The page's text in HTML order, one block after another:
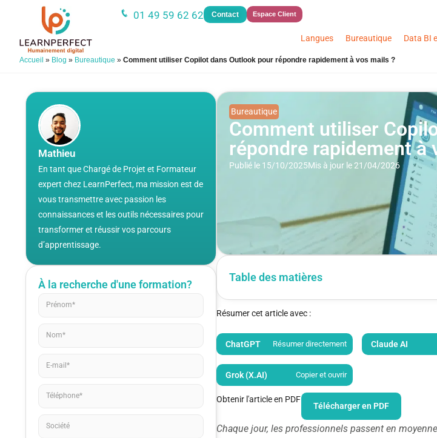
01 49 59 62 62 Contact Espace Client
Langues Bureautique Data BI
Accueil » Blog » Bureautique » Comment utiliser Copilot dans Outlook pour répondre rapidement à vos mails ?
Mathieu
En tant que Chargé de Projet et Formateur
expert chez LearnPerfect, ma mission est de
vous transmettre avec passion les
connaissances et les outils nécessaires pour
transformer et réussir vos parcours
d’apprentissage.
À la recherche d'une formation?
Bureautique
Comment utiliser
répondre rapidement à
Publié le 15/10/2025Mis à jour le 21/04/2026
Table des matières
Résumer cet article avec :
ChatGPT Résumer directement Claude AI
Grok (X.AI) Copier et ouvrir
Obtenir l'article en PDF
Télécharger en PDF
Chaque jour, les professionnels passent en moyenne